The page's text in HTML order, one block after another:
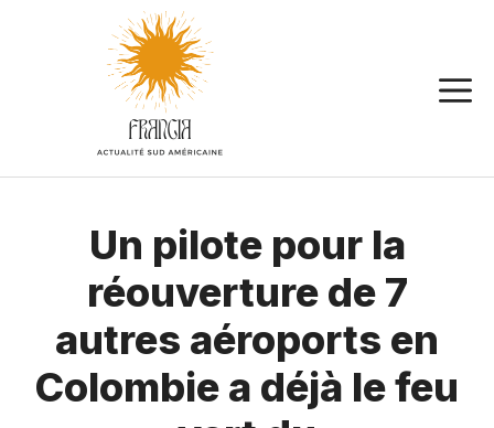
Un pilote pour la
réouverture de 7
autres aéroports en
Colombie a déjà le feu